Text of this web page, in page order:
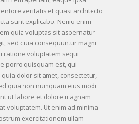
veritatis et quasi architecto
sunt explicabo. Nemo enim
quia voluptas sit aspernatur
sed quia consequuntur magni
ratione voluptatem sequi
porro quisquam est, qui
dolor sit amet, consectetur,
quia non numquam eius modi
ut labore et dolore magnam
voluptatem. Ut enim ad minima
exercitationem ullam